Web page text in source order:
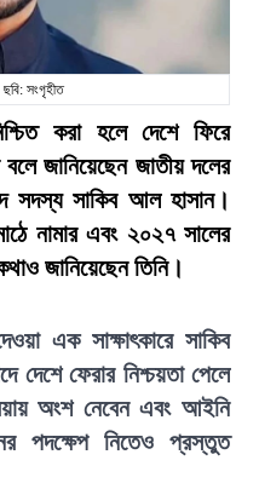
সংগৃহীত
করা হলে দেশে ফিরে
জানিয়েছেন জাতীয় দলের
সদস্য সাকিব আল হাসান।
নামার এবং ২০২৭ সালের
জানিয়েছেন তিনি।
এক সাক্ষাৎকারে সাকিব
দেশে ফেরার নিশ্চয়তা পেলে
অংশ নেবেন এবং আইনি
পদক্ষেপ নিতেও প্রস্তুত